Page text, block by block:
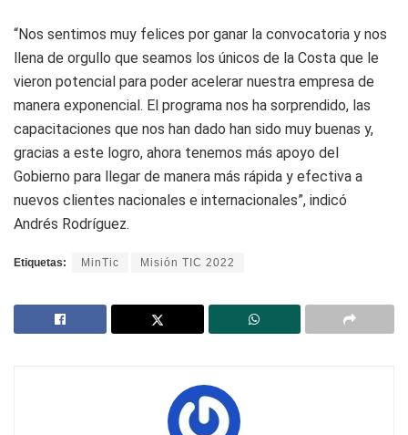
“Nos sentimos muy felices por ganar la convocatoria y nos
llena de orgullo que seamos los únicos de la Costa que le
vieron potencial para poder acelerar nuestra empresa de
manera exponencial. El programa nos ha sorprendido, las
capacitaciones que nos han dado han sido muy buenas y,
gracias a este logro, ahora tenemos más apoyo del
Gobierno para llegar de manera más rápida y efectiva a
nuevos clientes nacionales e internacionales”, indicó
Andrés Rodríguez.
Etiquetas: MinTic Misión TIC 2022